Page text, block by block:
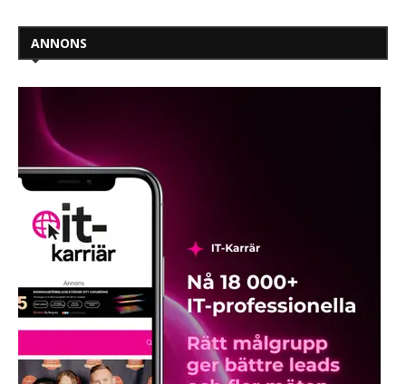
ANNONS